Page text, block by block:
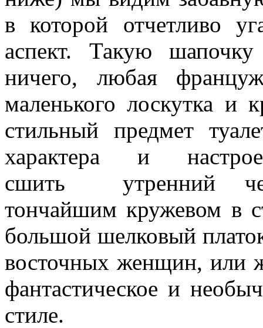
в которой отчетливо
аспект. Такую
ничего, любая
маленького лоскутка и
стильный предмет
характера и
сшить утренний
тончайшим кружевом в
большой шелковый
восточных женщин, или
фантастическое и
стиле.